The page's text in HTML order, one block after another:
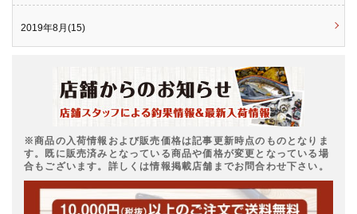
2019年8月(15)
※商品の入荷情報および販売価格は記事更新時点のものとなりま
す。既に販売済みとなっている商品や価格が変更となっている場
合もございます。詳しくは情報掲載店舗までお問合わせ下さい。